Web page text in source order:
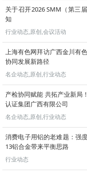
关于召开2026 SMM（第三
知
行业动态,原创,会议活动
上海有色网拜访广西金川有
协同发展新路径
名企动态,原创,行业动态
产检协同赋能 共拓产业新局
认证集团广西有限公司
名企动态,原创,行业动态
消费电子用铝的老难题：强
13铝合金带来平衡思路
行业动态